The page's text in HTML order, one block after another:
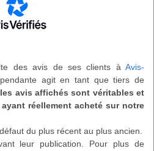
des avis de ses clients à Avis-
agit en tant que tiers de
les avis affichés sont véritables et
réellement acheté sur notre
du plus récent au plus ancien.
leur publication. Pour plus de